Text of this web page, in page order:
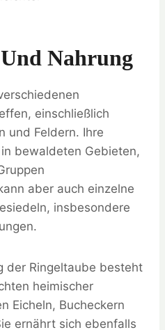
Nahrung
einschließlich
und Feldern. Ihre
bewaldeten Gebieten,
aber auch einzelne
insbesondere
der Ringeltaube besteht
heimischer
Eicheln, Bucheckern
ernährt sich ebenfalls